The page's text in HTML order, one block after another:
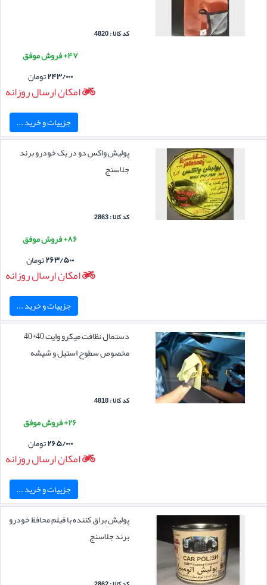
کد کالا : 4820
۴۷+ فروش موفق
۲۴۳/۰۰۰تومان
امکان ارسال روزانه
جزییات و خرید ...
پولیش واکس دو در یک خودرو برند
جلاسنج
کد کالا : 2863
۸۶+ فروش موفق
۲۶۳/۵۰۰تومان
امکان ارسال روزانه
جزییات و خرید ...
دستمال نظافت میکرو وایت 40*40
مخصوص سطوح استیل و شیشه
کد کالا : 4818
۲۶+ فروش موفق
۲۶۵/۰۰۰تومان
امکان ارسال روزانه
جزییات و خرید ...
پولیش براق کننده با فیلم محافظ خودرو
برند جلاسنج